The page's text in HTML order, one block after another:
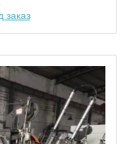
заказ